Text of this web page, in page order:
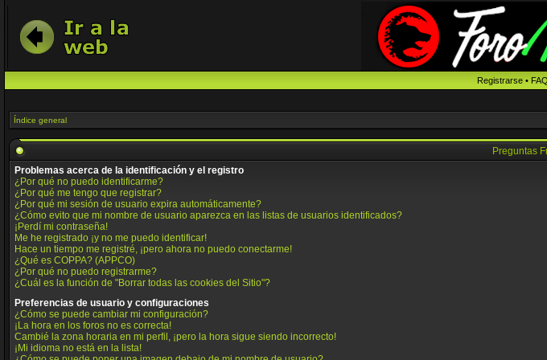
Registrarse•
Índice general
Preguntas
Problemas acerca de la identificación y el registro
¿Por qué no puedo identificarme?
¿Por qué me tengo que registrar?
¿Por qué mi sesión de usuario expira automáticamente?
¿Cómo evito que mi nombre de usuario aparezca en las listas de usuarios identificados?
¡Perdí mi contraseña!
Me he registrado ¡y no me puedo identificar!
Hace un tiempo me registré, ¡pero ahora no puedo conectarme!
¿Qué es COPPA? (APPCO)
¿Por qué no puedo registrarme?
¿Cuál es la función de "Borrar todas las cookies del Sitio"?
Preferencias de usuario y configuraciones
¿Cómo se puede cambiar mi configuración?
¡La hora en los foros no es correcta!
Cambié la zona horaria en mi perfil, ¡pero la hora sigue siendo incorrecto!
¡Mi idioma no está en la lista!